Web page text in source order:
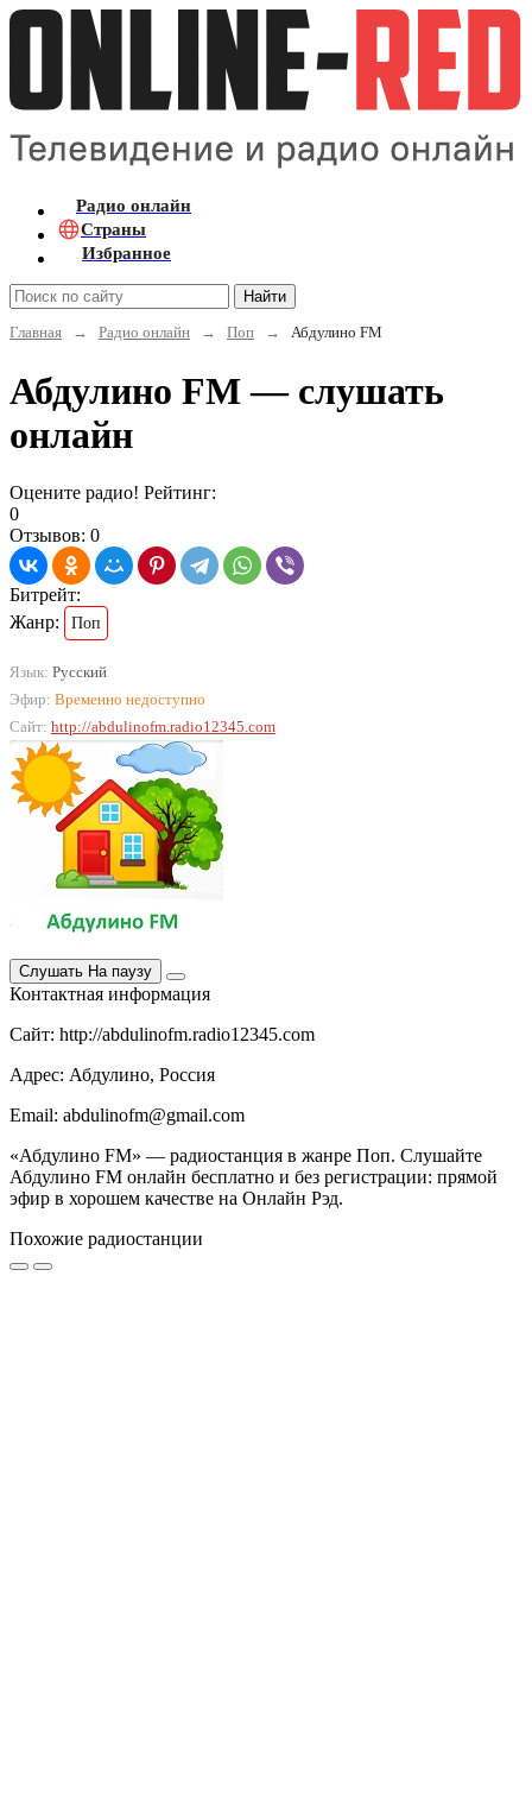
Радио онлайн
Страны
Избранное
Найти
Главная
→ Радио онлайн → Поп → Абдулино FM
Абдулино FM — слушать
онлайн
Оцените радио! Рейтинг:
0
Отзывов: 0
Битрейт:
Жанр:
Поп
Язык: Русский
Эфир: Временно недоступно
Сайт: http://abdulinofm.radio12345.com
Слушать На паузу
Контактная информация
Сайт: http://abdulinofm.radio12345.com
Адрес: Абдулино, Россия
Email: abdulinofm@gmail.com
«Абдулино FM» — радиостанция в жанре Поп. Слушайте
Абдулино FM онлайн бесплатно и без регистрации: прямой
эфир в хорошем качестве на Онлайн Рэд.
Похожие радиостанции